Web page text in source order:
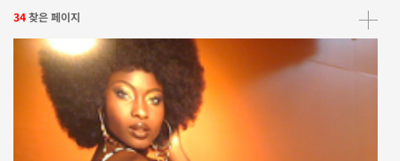
34찾은 페이지